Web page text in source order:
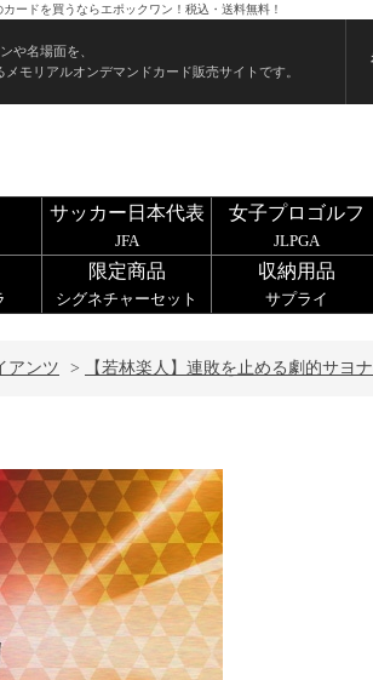
ードを買うならエポックワン！税込・送料無料！
や名場面を、
モリアルオンデマンドカード販売サイトです。
サッカー日本代表
JFA
女子プロゴルフ
JLPGA
限定商品
シグネチャーセット
収納用品
サプライ
アンツ > 【若林楽人】連敗を止める劇的サヨナ